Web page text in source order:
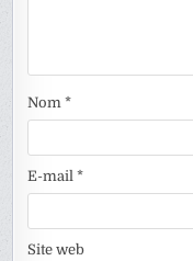
Nom*
E-mail*
Site web